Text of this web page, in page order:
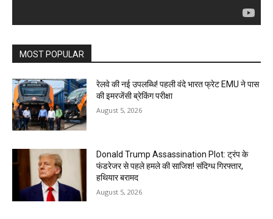
MOST POPULAR
रेलवे की नई उपलब्धि! पहली वंदे भारत फ्रेट EMU ने पास
की इमरजेंसी ब्रेकिंग परीक्षा
August 5, 2026
Donald Trump Assassination Plot: ट्रंप के
फंडरेजर से पहले हमले की साजिश! संदिग्ध गिरफ्तार,
हथियार बरामद
August 5, 2026